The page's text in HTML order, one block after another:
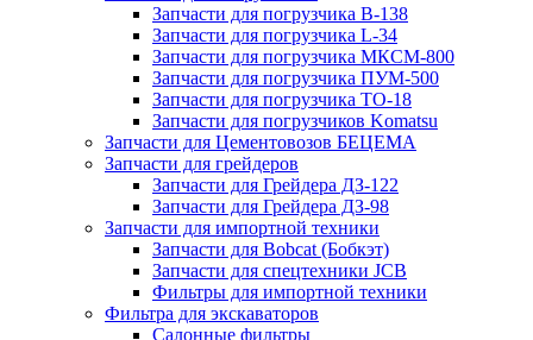
Запчасти для погрузчика B-138
Запчасти для погрузчика L-34
Запчасти для погрузчика МКСМ-800
Запчасти для погрузчика ПУМ-500
Запчасти для погрузчика ТО-18
Запчасти для погрузчиков Komatsu
Запчасти для Цементовозов БЕЦЕМА
Запчасти для грейдеров
Запчасти для Грейдера ДЗ-122
Запчасти для Грейдера ДЗ-98
Запчасти для импортной техники
Запчасти для Bobcat (Бобкэт)
Запчасти для спецтехники JCB
Фильтры для импортной техники
Фильтра для экскаваторов
Салонные фильтры